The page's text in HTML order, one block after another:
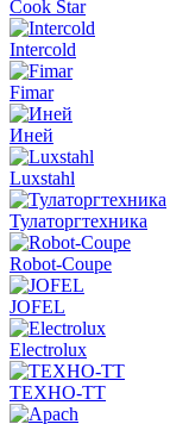
Cook Star
Intercold
Fimar
Иней
Luxstahl
Тулаторгтехника
Robot-Coupe
JOFEL
Electrolux
ТЕХНО-ТТ